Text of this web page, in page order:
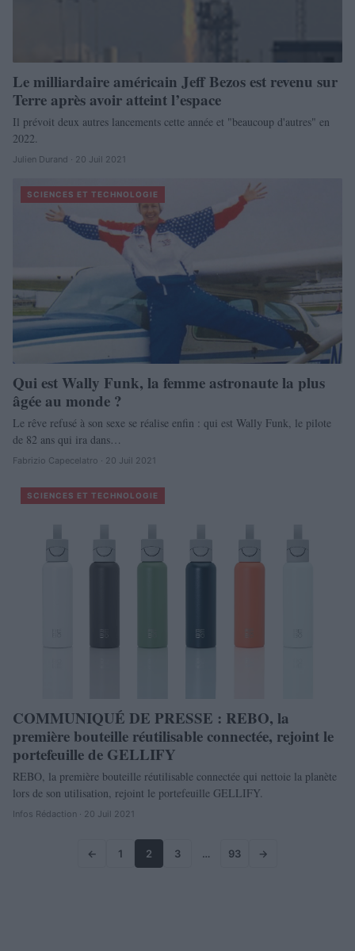
Le milliardaire américain Jeff Bezos est revenu sur
Terre après avoir atteint l’espace
Il prévoit deux autres lancements cette année et "beaucoup d'autres" en
2022.
Julien Durand · 20 Juil 2021
SCIENCES ET TECHNOLOGIE
Qui est Wally Funk, la femme astronaute la plus
âgée au monde ?
Le rêve refusé à son sexe se réalise enfin : qui est Wally Funk, le pilote
de 82 ans qui ira dans…
Fabrizio Capecelatro · 20 Juil 2021
SCIENCES ET TECHNOLOGIE
COMMUNIQUÉ DE PRESSE : REBO, la
première bouteille réutilisable connectée, rejoint le
portefeuille de GELLIFY
REBO, la première bouteille réutilisable connectée qui nettoie la planète
lors de son utilisation, rejoint le portefeuille GELLIFY.
Infos Rédaction · 20 Juil 2021
← 1 2 3 … 93 →